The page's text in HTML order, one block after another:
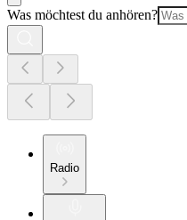
Was möchtest du anhören?
Radio